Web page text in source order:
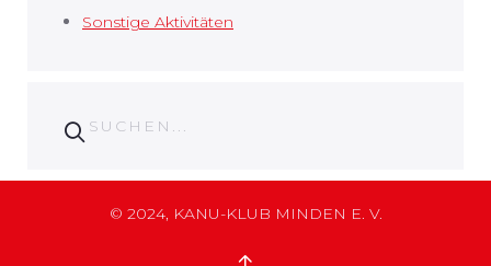
Sonstige Aktivitäten
© 2024, KANU-KLUB MINDEN E. V.